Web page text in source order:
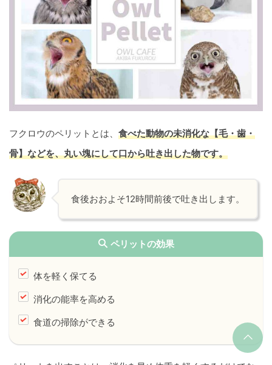
フクロウのペリットとは、 食べた動物の未消化な【毛・歯・
骨】などを、丸い塊にして口から吐き出した物です。
食後おおよそ12時間前後で吐き出します。
ペリットの効果
体を軽く保てる
消化の能率を高める
食道の掃除ができる